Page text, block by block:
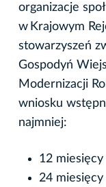
organizacje
w Krajowym
stowarzyszeń
Gospodyń
Modernizacji
wniosku
najmniej:
12
24